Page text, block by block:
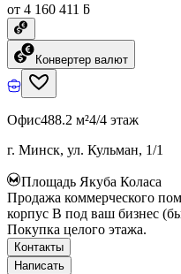
от 4 160 411 ƃ
Конвертер валют
Офис488.2 м²4/4 этаж
г. Минск, ул. Кульман, 1/1
Площадь Якуба Коласа
Продажа коммерческого
корпус B под ваш бизнес
Покупка целого этажа.
Контакты
Написать